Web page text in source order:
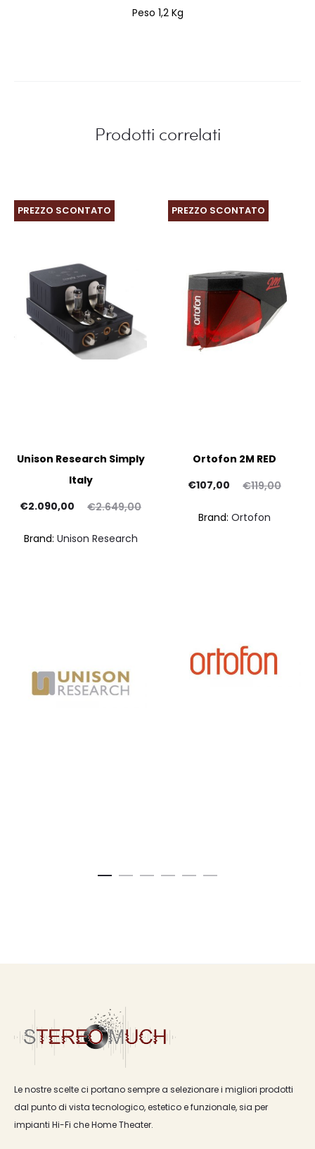
Peso 1,2 Kg
Prodotti correlati
PREZZO SCONTATO
Unison Research Simply
Italy
€2.649,00
Il
€2.090,00
Brand: Unison Research
PREZZO SCONTATO
Ortofon 2M RED
€119,00
Il
€107,00
Brand: Ortofon
Le nostre scelte ci portano sempre a selezionare i migliori prodotti
dal punto di vista tecnologico, estetico e funzionale, sia per
impianti Hi-Fi che Home Theater.